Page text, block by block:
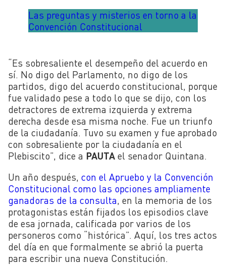
Las preguntas y misterios en torno a la
Convención Constitucional
“Es sobresaliente el desempeño del acuerdo en
sí. No digo del Parlamento, no digo de los
partidos, digo del acuerdo constitucional, porque
fue validado pese a todo lo que se dijo, con los
detractores de extrema izquierda y extrema
derecha desde esa misma noche. Fue un triunfo
de la ciudadanía. Tuvo su examen y fue aprobado
con sobresaliente por la ciudadanía en el
Plebiscito”, dice a PAUTA el senador Quintana.
Un año después, con el Apruebo y la Convención
Constitucional como las opciones ampliamente
ganadoras de la consulta, en la memoria de los
protagonistas están fijados los episodios clave
de esa jornada, calificada por varios de los
personeros como “histórica”. Aquí, los tres actos
del día en que formalmente se abrió la puerta
para escribir una nueva Constitución.